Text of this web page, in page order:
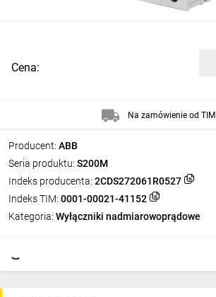
Producent: ABB
Seria produktu: S200M
Indeks producenta: 2CDS272061R0527
Indeks TIM: 0001-00021-41152
Kategoria: Wyłączniki nadmiarowoprądowe
Cena:
Na zamówienie od TIM